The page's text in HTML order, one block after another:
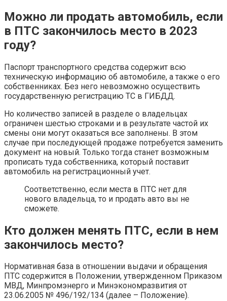
Можно ли продать автомобиль, если
в ПТС закончилось место в 2023
году?
Паспорт транспортного средства содержит всю
техническую информацию об автомобиле, а также о его
собственниках. Без него невозможно осуществить
государственную регистрацию ТС в ГИБДД.
Но количество записей в разделе о владельцах
ограничен шестью строками и в результате частой их
смены они могут оказаться все заполнены. В этом
случае при последующей продаже потребуется заменить
документ на новый. Только тогда станет возможным
прописать туда собственника, который поставит
автомобиль на регистрационный учет.
Соответственно, если места в ПТС нет для
нового владельца, то и продать авто вы не
сможете.
Кто должен менять ПТС, если в нем
закончилось место?
Нормативная база в отношении выдачи и обращения
ПТС содержится в Положении, утвержденном Приказом
МВД, Минпромэнерго и Минэкономразвития от
23.06.2005 № 496/192/134 (далее – Положение).